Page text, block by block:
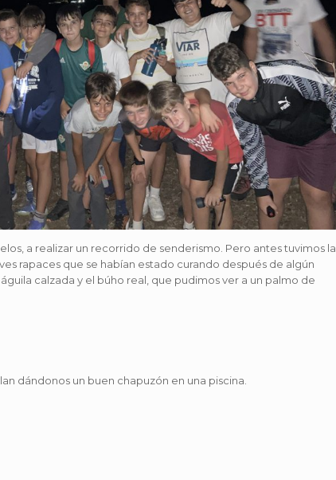
a realizar un recorrido de senderismo. Pero antes tuvimos la
rapaces que se habían estado curando después de algún
calzada y el búho real, que pudimos ver a un palmo de
dándonos un buen chapuzón en una piscina.